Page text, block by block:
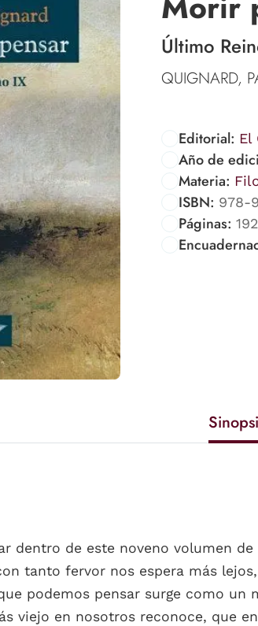
Último
QUIGNARD,
Editorial: El
Año de
Materia:
ISBN: 978-
Páginas: 192
dentro de este noveno volumen
tanto fervor nos espera más
podemos pensar surge como un
viejo en nosotros reconoce, que